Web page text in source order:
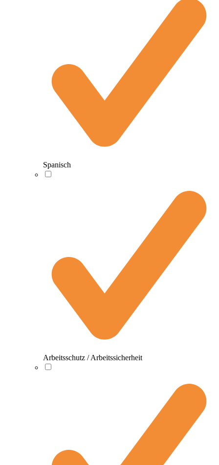
Spanisch
Arbeitsschutz / Arbeitssicherheit